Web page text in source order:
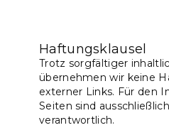
Haftungsklausel
Trotz sorgfältiger
übernehmen wir keine
externer Links. Für den
Seiten sind
verantwortlich.